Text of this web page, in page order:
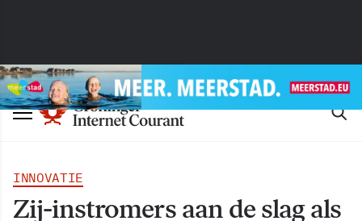
INNOVATIE
Zij-instromers aan de slag als